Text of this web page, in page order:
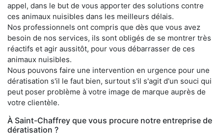
appel, dans le but de vous apporter des solutions contre
ces animaux nuisibles dans les meilleurs délais.
Nos professionnels ont compris que dès que vous avez
besoin de nos services, ils sont obligés de se montrer très
réactifs et agir aussitôt, pour vous débarrasser de ces
animaux nuisibles.
Nous pouvons faire une intervention en urgence pour une
dératisation s'il le faut bien, surtout s'il s'agit d'un souci qui
peut poser problème à votre image de marque auprès de
votre clientèle.
À Saint-Chaffrey que vous procure notre entreprise de
dératisation ?